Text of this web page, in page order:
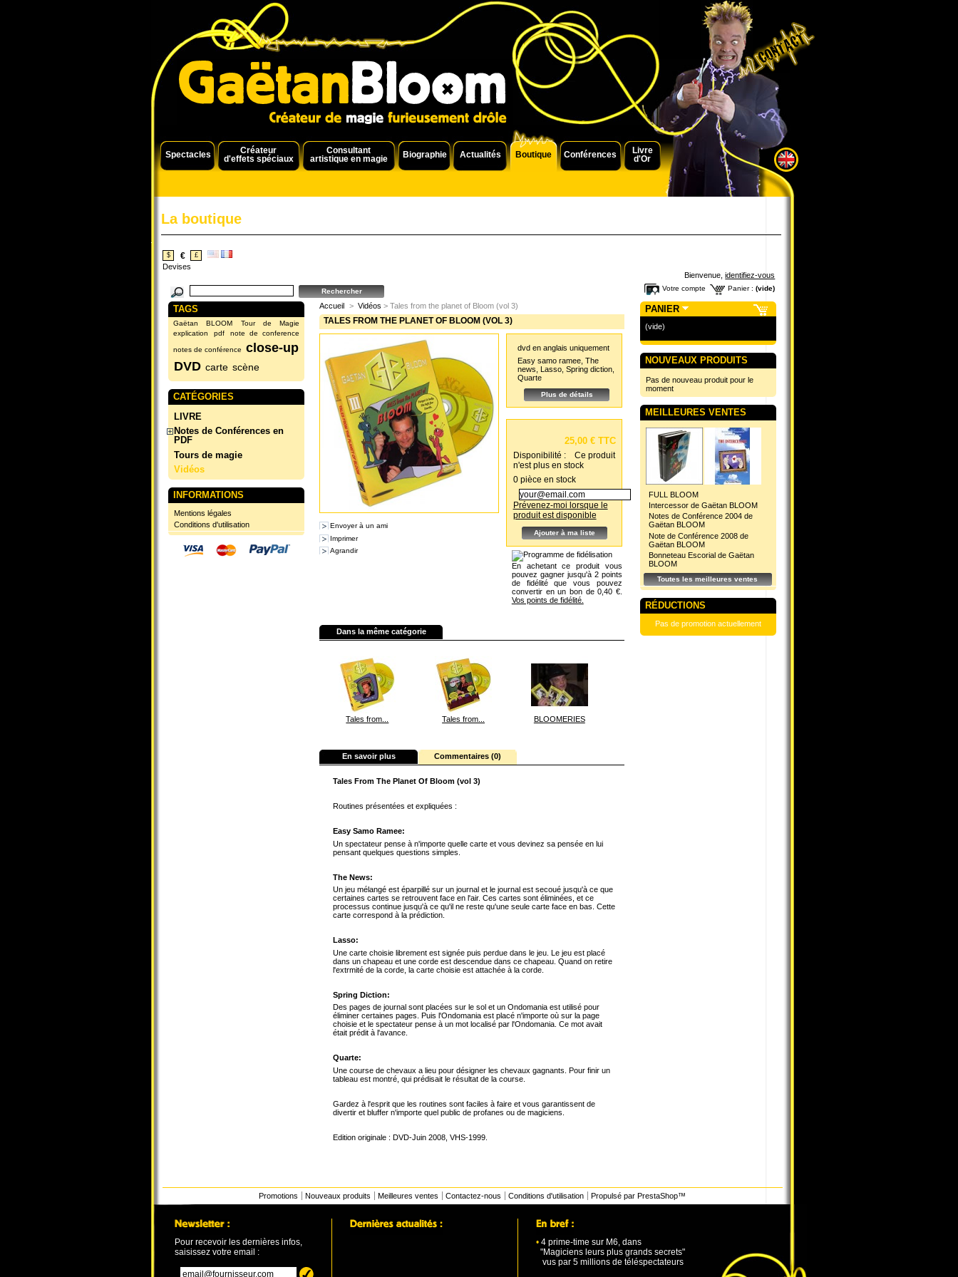
Spectacles
Créateur
d'effets spéciaux
Consultant
artistique en magie
Biographie Actualités Boutique Conférences
Livre
d'Or
La boutique
$ € £
Devises
Bienvenue,identifiez-vous
Panier : (vide)
Votre compte
TAGS
Gaëtan BLOOM
Tour de Magie
explication
pdf note de conference
notes de conférence
close-up
DVD carte scène
CATÉGORIES
LIVRE
Notes de Conférences en
PDF
Tours de magie
Vidéos
INFORMATIONS
Mentions légales
Conditions d'utilisation
Accueil > Vidéos > Tales from the planet of Bloom (vol 3)
TALES FROM THE PLANET OF BLOOM (VOL 3)
Envoyer à un ami
Imprimer
Agrandir
dvd en anglais uniquement
Easy samo ramee, The
news, Lasso, Spring diction,
Quarte
Plus de détails
25,00 €TTC
Disponibilité :
Ce produit
n'est plus en stock
0 pièce en stock
Prévenez-moi lorsque le
produit est disponible
Ajouter à ma liste
En achetant ce produit vous
pouvez gagner jusqu'à 2 points
de fidélité que vous pouvez
convertir en un bon de 0,40 €.
Vos points de fidélité.
Dans la même catégorie
Tales from... Tales from... BLOOMERIES
En savoir plus Commentaires (0)
Tales From The Planet Of Bloom (vol 3)
Routines présentées et expliquées :
Easy Samo Ramee:
Un spectateur pense à n'importe quelle carte et vous devinez sa pensée en lui
pensant quelques questions simples.
The News:
Un jeu mélangé est éparpillé sur un journal et le journal est secoué jusqu'à ce que
certaines cartes se retrouvent face en l'air. Ces cartes sont éliminées, et ce
processus continue jusqu'à ce qu'il ne reste qu'une seule carte face en bas. Cette
carte correspond à la prédiction.
Lasso:
Une carte choisie librement est signée puis perdue dans le jeu. Le jeu est placé
dans un chapeau et une corde est descendue dans ce chapeau. Quand on retire
l'extrmité de la corde, la carte choisie est attachée à la corde.
Spring Diction:
Des pages de journal sont placées sur le sol et un Ondomania est utilisé pour
éliminer certaines pages. Puis l'Ondomania est placé n'importe où sur la page
choisie et le spectateur pense à un mot localisé par l'Ondomania. Ce mot avait
était prédit à l'avance.
Quarte:
Une course de chevaux a lieu pour désigner les chevaux gagnants. Pour finir un
tableau est montré, qui prédisait le résultat de la course.
Gardez à l'esprit que les routines sont faciles à faire et vous garantissent de
divertir et bluffer n'importe quel public de profanes ou de magiciens.
Edition originale : DVD-Juin 2008, VHS-1999.
PANIER
(vide)
NOUVEAUX PRODUITS
Pas de nouveau produit pour le
moment
MEILLEURES VENTES
FULL BLOOM
Intercessor de Gaëtan BLOOM
Notes de Conférence 2004 de
Gaëtan BLOOM
Note de Conférence 2008 de
Gaëtan BLOOM
Bonneteau Escorial de Gaëtan
BLOOM
Toutes les meilleures ventes
RÉDUCTIONS
Pas de promotion actuellement
Promotions Nouveaux produits Meilleures ventes Contactez-nous Conditions d'utilisation Propulsé par PrestaShop™
Pour recevoir les dernières infos,
saisissez votre email :
• 4 prime-time sur M6, dans
"Magiciens leurs plus grands secrets"
vus par 5 millions de téléspectateurs